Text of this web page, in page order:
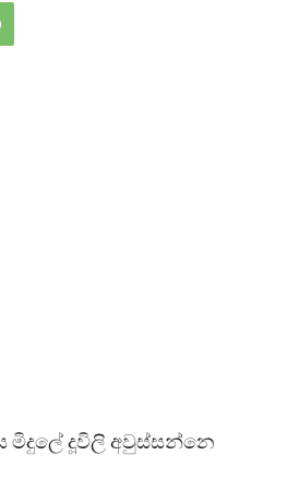
මිදුලේ දූවිලි අවුස්සන්නෙ